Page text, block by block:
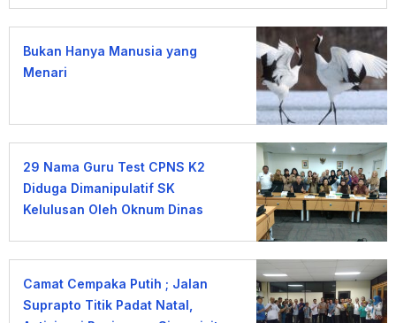
Bukan Hanya Manusia yang
Menari
29 Nama Guru Test CPNS K2
Diduga Dimanipulatif SK
Kelulusan Oleh Oknum Dinas
Camat Cempaka Putih ; Jalan
Suprapto Titik Padat Natal,